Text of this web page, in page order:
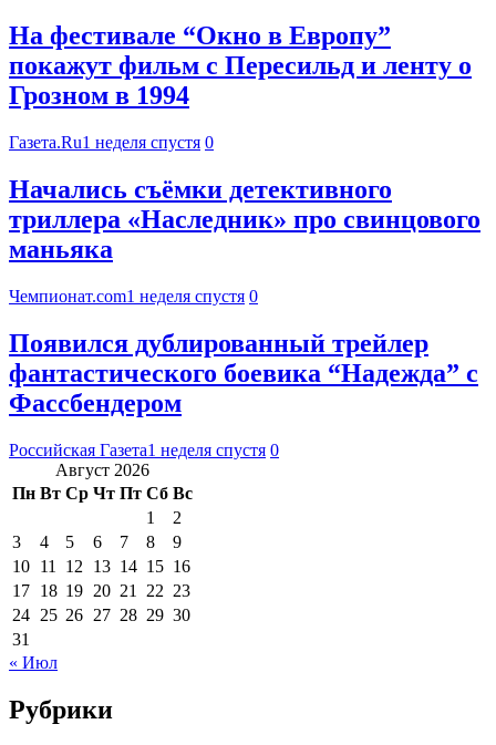
На фестивале “Окно в Европу”
покажут фильм с Пересильд и ленту о
Грозном в 1994
Газета.Ru1 неделя спустя 0
Начались съёмки детективного
триллера «Наследник» про свинцового
маньяка
Чемпионат.com1 неделя спустя 0
Появился дублированный трейлер
фантастического боевика “Надежда” с
Фассбендером
Российская Газета1 неделя спустя 0
Август 2026
Пн Вт Ср Чт Пт Сб Вс
1
2
3
4 5 6 7 8
9
10 11 12 13 14 15 16
17 18 19 20 21 22 23
24 25 26 27 28 29 30
31
« Июл
Рубрики